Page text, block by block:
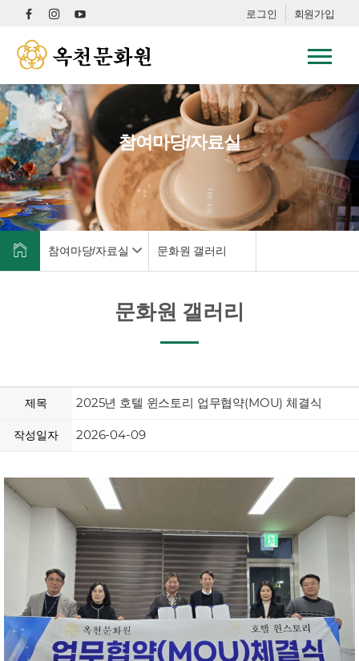
로그인 회원가입
참여마당/자료실
참여마당/자료실 문화원 갤러리
문화원 갤러리
제목 2025년 호텔 윈스토리 업무협약(MOU) 체결식
작성일자 2026-04-09